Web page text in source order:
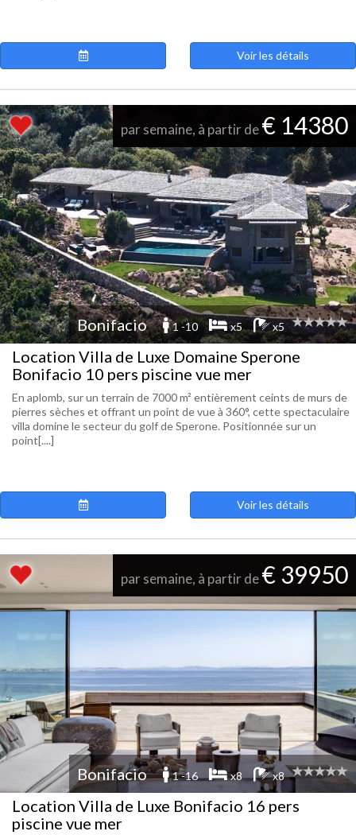
Voir les détails
par semaine, à partir de€ 14380
Bonifacio 1 -10 x5 x5
Location Villa de Luxe Domaine Sperone
Bonifacio 10 pers piscine vue mer
En aplomb, sur un terrain de 7000 m² entièrement ceints de murs de
pierres sèches et offrant un point de vue à 360°, cette spectaculaire
villa domine le secteur du golf de Sperone. Positionnée sur un
point[....]
Voir les détails
par semaine, à partir de€ 39950
Bonifacio 1 -16 x8 x8
Location Villa de Luxe Bonifacio 16 pers
piscine vue mer